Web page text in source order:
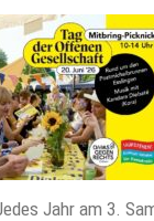
Jahr am 3.